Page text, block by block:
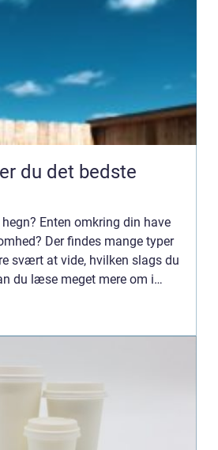
du det bedste
Enten omkring din have
Der findes mange typer
svært at vide, hvilken slags du
du læse meget mere om i